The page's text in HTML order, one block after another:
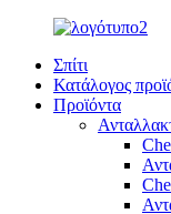
Σπίτι
Κατάλογος
Προϊόντα